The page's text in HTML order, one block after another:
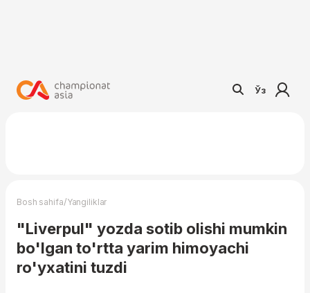
Ўз
Bosh sahifa/Yangiliklar
"Liverpul" yozda sotib olishi mumkin
bo'lgan to'rtta yarim himoyachi
ro'yxatini tuzdi